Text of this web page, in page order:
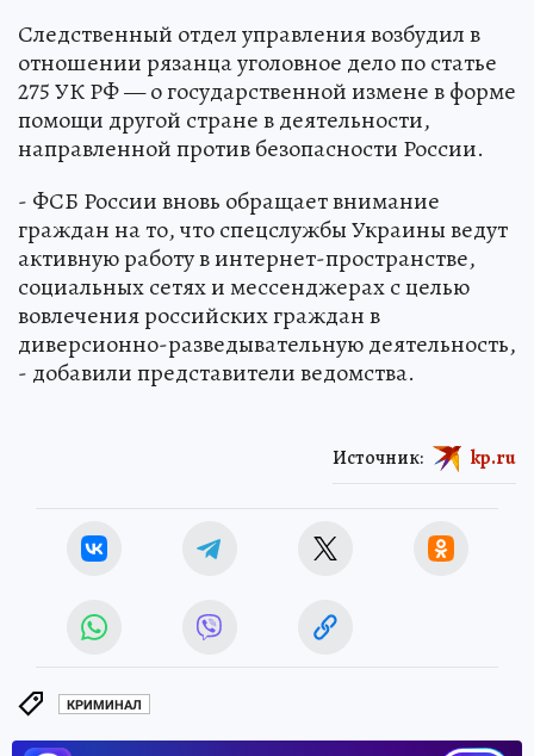
Следственный отдел управления возбудил в
отношении рязанца уголовное дело по статье
275 УК РФ — о государственной измене в форме
помощи другой стране в деятельности,
направленной против безопасности России.
- ФСБ России вновь обращает внимание
граждан на то, что спецслужбы Украины ведут
активную работу в интернет-пространстве,
социальных сетях и мессенджерах с целью
вовлечения российских граждан в
диверсионно-разведывательную деятельность,
- добавили представители ведомства.
Источник: kp.ru
КРИМИНАЛ